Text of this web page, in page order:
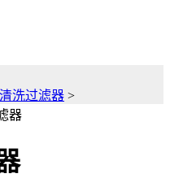
洗过滤器 >